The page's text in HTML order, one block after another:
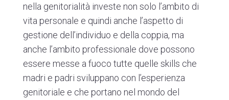
nella genitorialità investe non solo l’ambito di
vita personale e quindi anche l’aspetto di
gestione dell’individuo e della coppia, ma
anche l’ambito professionale dove possono
essere messe a fuoco tutte quelle skills che
madri e padri sviluppano con l’esperienza
genitoriale e che portano nel mondo del